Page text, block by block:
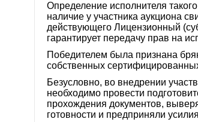
Определение исполнителя
наличие у участника аукциона
действующего Лицензионный
гарантирует передачу прав на
Победителем была признана
собственных
Безусловно, во внедрении
необходимо провести
прохождения документов,
готовности и предприняли